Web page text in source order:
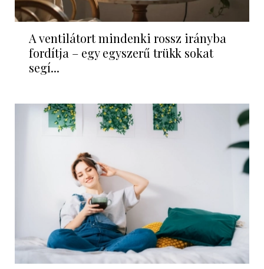
A ventilátort mindenki rossz irányba
fordítja – egy egyszerű trükk sokat
segí...